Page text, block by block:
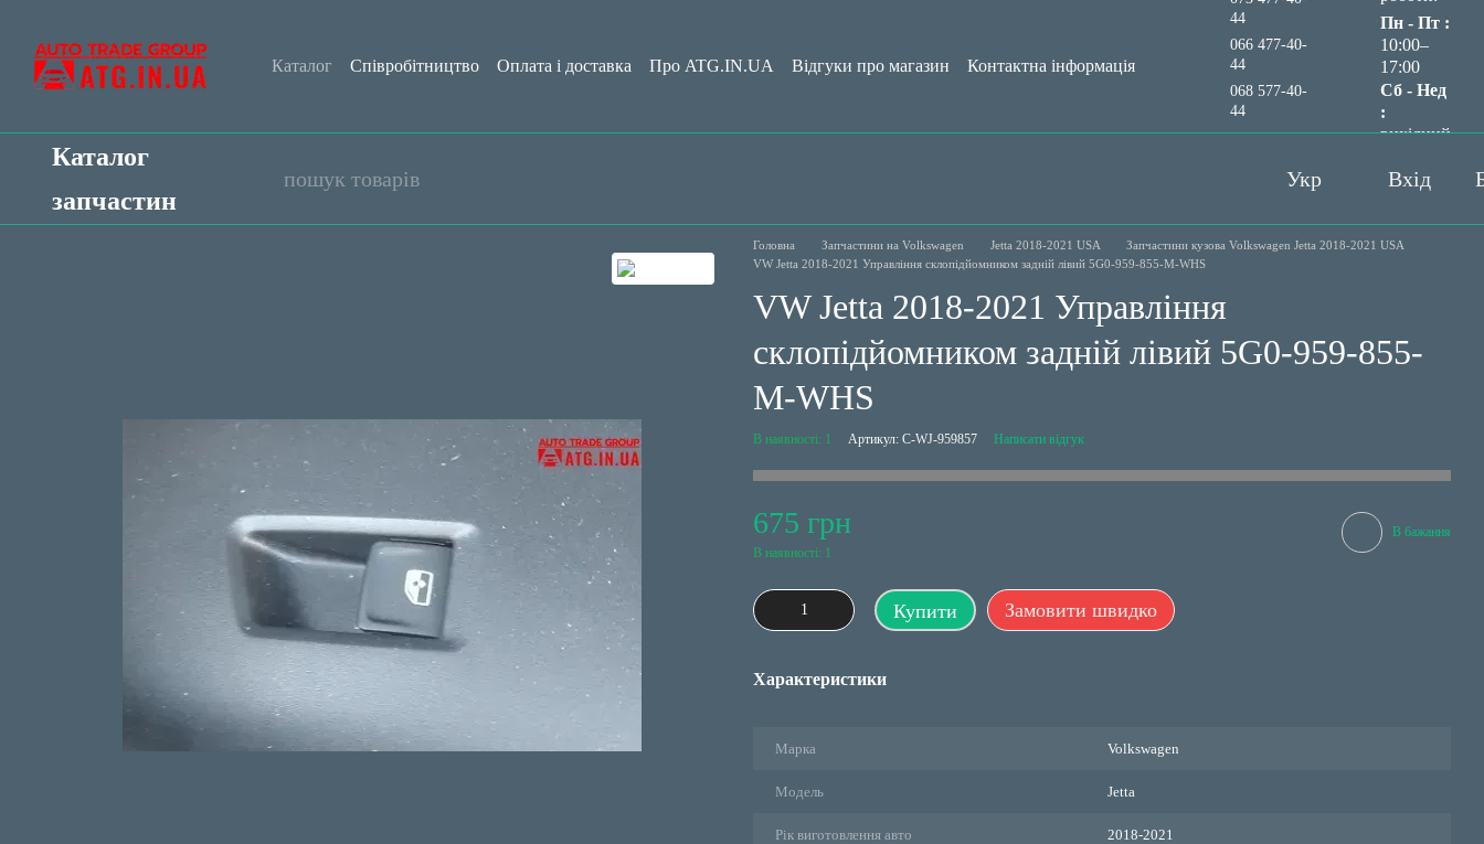
Каталог Співробітництво Оплата і доставка Про ATG.IN.UA Відгуки про магазин
Контактна інформація
44
066 477-40-
44
068 577-40-
44
Передзвонити вам?
Пн - Пт :
10:00–
17:00
Сб - Нед
:
вихідний
Каталог
запчастин
Укр Вхід
Головна Запчастини на Volkswagen Jetta 2018-2021 USA
Запчастини кузова Volkswagen Jetta 2018-2021 USA
VW Jetta 2018-2021 Управління склопідйомником задній лівий 5G0-959-855-M-WHS
VW Jetta 2018-2021 Управління
склопідйомником задній лівий 5G0-959-855-
M-WHS
В наявності: 1 Артикул: C-WJ-959857 Написати відгук
675 грн
В наявності: 1
В бажання
Купити Замовити швидко
Характеристики
Марка Volkswagen
Модель Jetta
Рік виготовлення авто 2018-2021